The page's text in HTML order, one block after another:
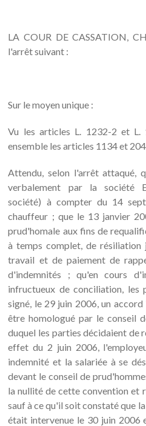
LA COUR DE CASSATION,
l'arrêt suivant :
Sur le moyen unique :
Vu les articles L. 1232-2 et
ensemble les articles 1134 et
Attendu, selon l'arrêt attaqué,
verbalement par la société
société) à compter du 14
chauffeur ; que le 13 janvier
prud'homale aux fins de
à temps complet, de
travail et de paiement de
d'indemnités ; qu'en cours
infructueux de conciliation, les
signé, le 29 juin 2006, un
être homologué par le conseil
duquel les parties décidaient de
effet du 2 juin 2006,
indemnité et la salariée à se
devant le conseil de
la nullité de cette convention et
sauf à ce qu'il soit constaté que
était intervenue le 30 juin